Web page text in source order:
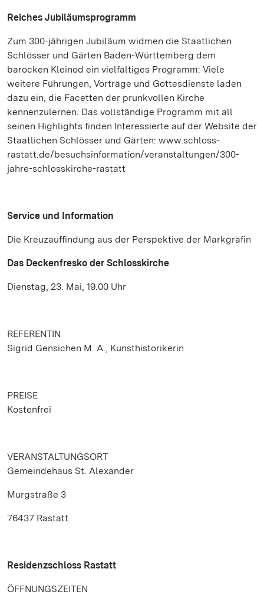
Reiches Jubiläumsprogramm
Zum 300-jährigen Jubiläum widmen die Staatlichen
Schlösser und Gärten Baden-Württemberg dem
barocken Kleinod ein vielfältiges Programm: Viele
weitere Führungen, Vorträge und Gottesdienste laden
dazu ein, die Facetten der prunkvollen Kirche
kennenzulernen. Das vollständige Programm mit all
seinen Highlights finden Interessierte auf der Website der
Staatlichen Schlösser und Gärten: www.schloss-
rastatt.de/besuchsinformation/veranstaltungen/300-
jahre-schlosskirche-rastatt
Service und Information
Die Kreuzauffindung aus der Perspektive der Markgräfin
Das Deckenfresko der Schlosskirche
Dienstag, 23. Mai, 19.00 Uhr
REFERENTIN
Sigrid Gensichen M. A., Kunsthistorikerin
PREISE
Kostenfrei
VERANSTALTUNGSORT
Gemeindehaus St. Alexander
Murgstraße 3
76437 Rastatt
Residenzschloss Rastatt
ÖFFNUNGSZEITEN